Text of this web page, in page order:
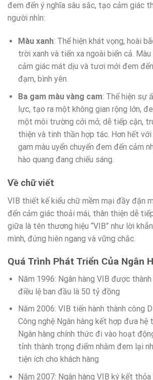
đem đến ý nghĩa sâu sắc, tạo cảm giác
người nhìn:
Màu xanh: Thể hiện khát vọng, hoài
trời xanh và tiến xa ngoài biển cả.
cảm giác mát dịu và tươi mới đem
đạm, bình yên.
Ba gam màu vàng cam: Thể hiện sự
lực, tạo ra một không gian rộng lớn,
một môi trường cởi mở, dễ tiếp cận,
thiện và tinh thần hợp tác. Hơn hết
gam màu uyển chuyển đem đến cảm
hào quang đang chiếu sáng.
Về chữ viết
VIB thiết kế kiểu chữ mềm mại đầy đặn
đến cảm giác thoải mái, thân thiện dễ
giữa là tên thương hiệu “VIB” như lời
mình, đứng hiên ngang và vững chắc.
Quá Trình Phát Triển Của Ngân
Năm 1996: Ngân hàng VIB được
điều lệ ban đầu là 50 tỷ đồng
Năm 2006: VIB tiến hành thành công
Công nghệ Ngân hàng kết hợp đưa hệ
Ngân hàng chính thức đi vào hoạt
tỉnh thành trọng điểm nhằm đem lại
tiện ích cho khách hàng
Năm 2007: Ngân hàng VIB ký kết